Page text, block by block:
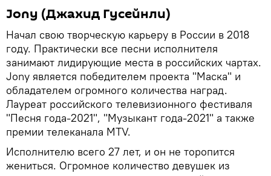
Jony (Джахид Гусейнли)
Начал свою творческую карьеру в России в 2018
году. Практически все песни исполнителя
занимают лидирующие места в российских чартах.
Jony является победителем проекта "Маска" и
обладателем огромного количества наград.
Лауреат российского телевизионного фестиваля
"Песня года-2021", "Музыкант года-2021" а также
премии телеканала MTV.
Исполнителю всего 27 лет, и он не торопится
жениться. Огромное количество девушек из